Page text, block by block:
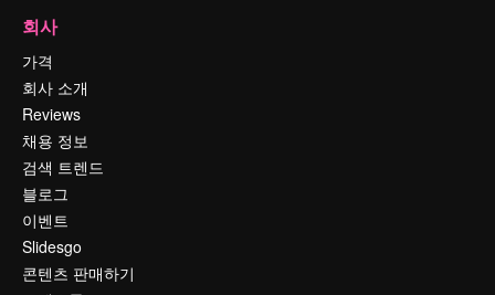
회사
가격
회사 소개
Reviews
채용 정보
검색 트렌드
블로그
이벤트
Slidesgo
콘텐츠 판매하기